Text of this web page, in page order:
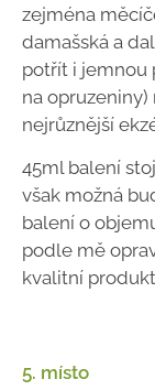
zejména
damašská a
potřít i jemnou
na
nejrůznější
45ml balení
však možná
balení o
podle mě
kvalitní
5. místo